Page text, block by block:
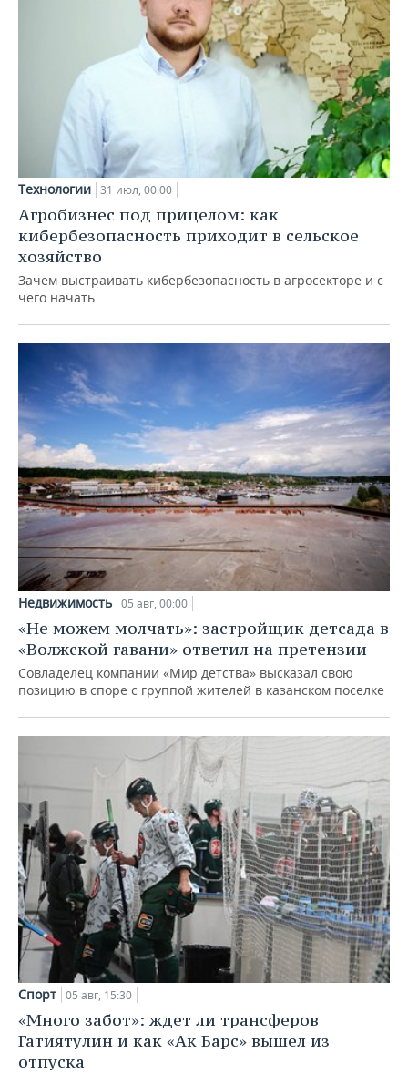
Технологии 31 июл, 00:00
Агробизнес под прицелом: как
кибербезопасность приходит в сельское
хозяйство
Зачем выстраивать кибербезопасность в агросекторе и с
чего начать
Недвижимость 05 авг, 00:00
«Не можем молчать»: застройщик детсада в
«Волжской гавани» ответил на претензии
Совладелец компании «Мир детства» высказал свою
позицию в споре с группой жителей в казанском поселке
Спорт 05 авг, 15:30
«Много забот»: ждет ли трансферов
Гатиятулин и как «Ак Барс» вышел из
отпуска